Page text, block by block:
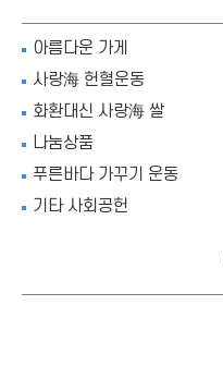
아름다운 가게
사랑海 헌혈운동
화환대신 사랑海 쌀
나눔상품
푸른바다 가꾸기 운동
기타 사회공헌